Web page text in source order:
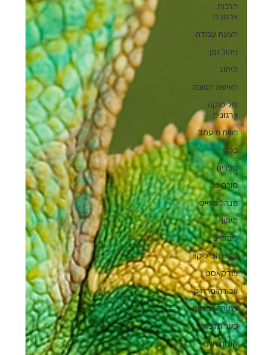
תרבות
ארגונית
הצעת עבודה
ניהול זמן
מיתוג
האישה הטובה
פוליטיקה
ארגונית
חווית מועמד
כללי
ספרים
סורסינג
מנהל מגייס
מיתון
לימודים
עמק הסיליקון
פודקאסט
עבודה מרחוק
צמיחה מואצת
פער תרבות
קורות חיים